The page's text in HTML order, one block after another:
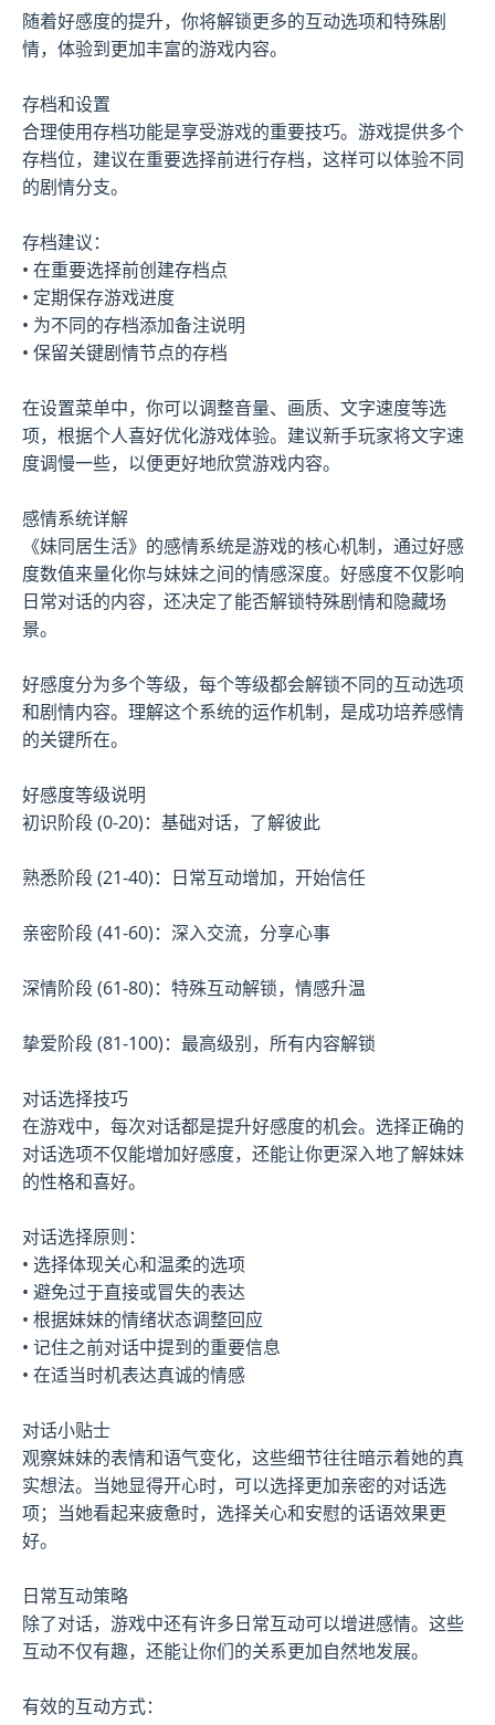
随着好感度的提升，你将解锁更多的互动选项和特殊剧
情，体验到更加丰富的游戏内容。
存档和设置
合理使用存档功能是享受游戏的重要技巧。游戏提供多个
存档位，建议在重要选择前进行存档，这样可以体验不同
的剧情分支。
存档建议：
• 在重要选择前创建存档点
• 定期保存游戏进度
• 为不同的存档添加备注说明
• 保留关键剧情节点的存档
在设置菜单中，你可以调整音量、画质、文字速度等选
项，根据个人喜好优化游戏体验。建议新手玩家将文字速
度调慢一些，以便更好地欣赏游戏内容。
感情系统详解
《妹同居生活》的感情系统是游戏的核心机制，通过好感
度数值来量化你与妹妹之间的情感深度。好感度不仅影响
日常对话的内容，还决定了能否解锁特殊剧情和隐藏场
景。
好感度分为多个等级，每个等级都会解锁不同的互动选项
和剧情内容。理解这个系统的运作机制，是成功培养感情
的关键所在。
好感度等级说明
初识阶段 (0-20)：基础对话，了解彼此
熟悉阶段 (21-40)：日常互动增加，开始信任
亲密阶段 (41-60)：深入交流，分享心事
深情阶段 (61-80)：特殊互动解锁，情感升温
挚爱阶段 (81-100)：最高级别，所有内容解锁
对话选择技巧
在游戏中，每次对话都是提升好感度的机会。选择正确的
对话选项不仅能增加好感度，还能让你更深入地了解妹妹
的性格和喜好。
对话选择原则：
• 选择体现关心和温柔的选项
• 避免过于直接或冒失的表达
• 根据妹妹的情绪状态调整回应
• 记住之前对话中提到的重要信息
• 在适当时机表达真诚的情感
对话小贴士
观察妹妹的表情和语气变化，这些细节往往暗示着她的真
实想法。当她显得开心时，可以选择更加亲密的对话选
项；当她看起来疲惫时，选择关心和安慰的话语效果更
好。
日常互动策略
除了对话，游戏中还有许多日常互动可以增进感情。这些
互动不仅有趣，还能让你们的关系更加自然地发展。
有效的互动方式：